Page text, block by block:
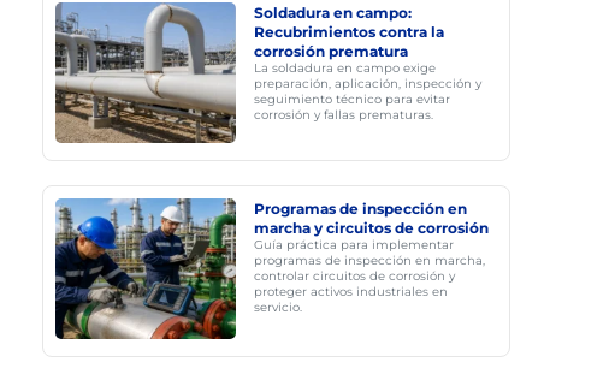
Soldadura en campo:
Recubrimientos contra la
corrosión prematura
La soldadura en campo exige
preparación, aplicación, inspección y
seguimiento técnico para evitar
corrosión y fallas prematuras.
Programas de inspección en
marcha y circuitos de corrosión
Guía práctica para implementar
programas de inspección en marcha,
controlar circuitos de corrosión y
proteger activos industriales en
servicio.